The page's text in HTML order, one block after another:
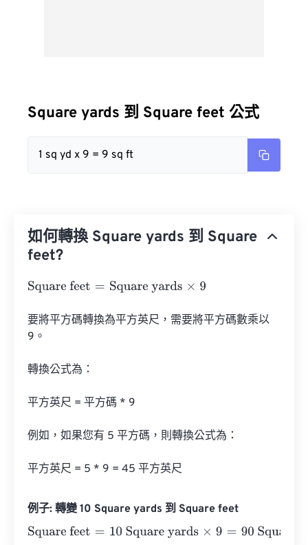
Square yards 到 Square feet 公式
1 sq yd x 9 = 9 sq ft
如何轉換 Square yards 到 Square
feet?
Square feet= Square yards×9
要將平方碼轉換為平方英尺，需要將平方碼數乘以
9。
轉換公式為：
平方英尺 = 平方碼 * 9
例如，如果您有 5 平方碼，則轉換公式為：
平方英尺 = 5 * 9 = 45 平方英尺
例子: 轉變 10 Square yards 到 Square feet
Square feet= 10 Square yards×9=90 Square feet